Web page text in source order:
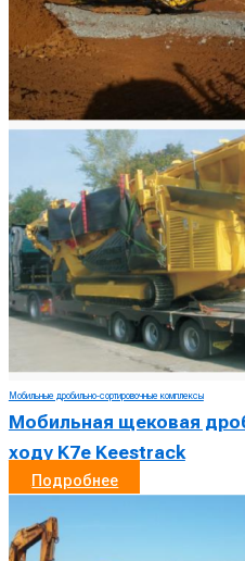
Мобильные дробильно-сортировочные комплексы
Мобильная щековая
ходу K7e Keestrack
Подробнее